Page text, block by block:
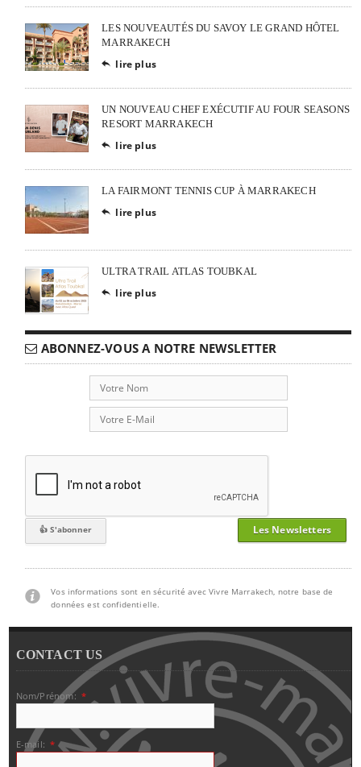
LES NOUVEAUTÉS DU SAVOY LE GRAND HÔTEL
MARRAKECH
 lire plus
UN NOUVEAU CHEF EXÉCUTIF AU FOUR SEASONS
RESORT MARRAKECH
 lire plus
LA FAIRMONT TENNIS CUP À MARRAKECH
 lire plus
ULTRA TRAIL ATLAS TOUBKAL
 lire plus
ABONNEZ-VOUS A NOTRE NEWSLETTER
Les Newsletters
Vos informations sont en sécurité avec Vivre Marrakech, notre base de
données est confidentielle.
CONTACT US
Nom/Prénom: *
E-mail: *